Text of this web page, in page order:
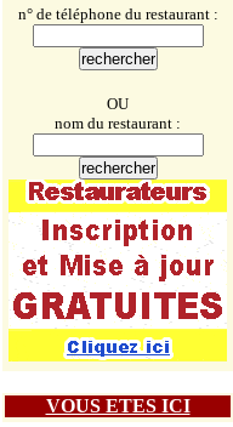
n° de téléphone du restaurant :
OU
nom du restaurant :
VOUS ETES ICI